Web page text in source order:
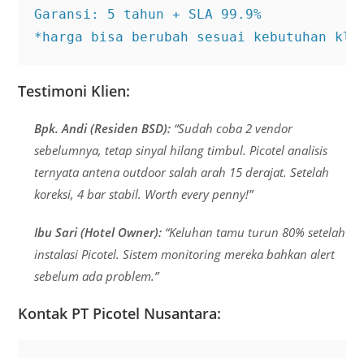
Garansi: 5 tahun + SLA 99.9%
*harga bisa berubah sesuai kebutuhan
Testimoni Klien:
Bpk. Andi (Residen BSD): “Sudah coba 2 vendor
sebelumnya, tetap sinyal hilang timbul. Picotel analisis
ternyata antena outdoor salah arah 15 derajat. Setelah
koreksi, 4 bar stabil. Worth every penny!”
Ibu Sari (Hotel Owner): “Keluhan tamu turun 80% setelah
instalasi Picotel. Sistem monitoring mereka bahkan alert
sebelum ada problem.”
Kontak PT Picotel Nusantara: